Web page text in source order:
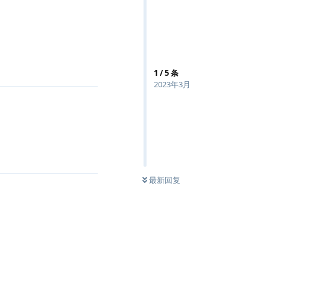
1 /5条
2023年3月
最新回复